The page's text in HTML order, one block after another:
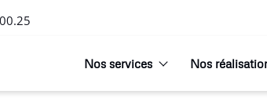
Nos services Nos